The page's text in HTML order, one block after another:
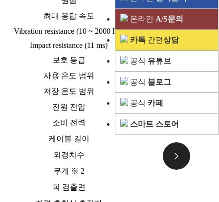
최대 응답 속도
Vibration resistance (10 ~ 2000 Hz)
Impact resistance (11 ms)
보호 등급
사용 온도 범위
저장 온도 범위
전원 전압
소비 전력
케이블 길이
외경치수
무게 ※ 2
피 검출면
온라인 A/S문의
카톡 간편상담
공식 유튜브
공식 블로그
공식 카페
스마트 스토어